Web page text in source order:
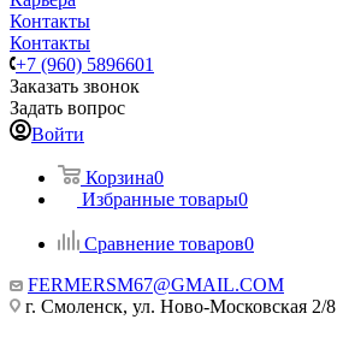
Контакты
Контакты
+7 (960) 5896601
Заказать звонок
Задать вопрос
Войти
Корзина0
Избранные товары0
Сравнение товаров0
FERMERSM67@GMAIL.COM
г. Смоленск, ул. Ново-Московская 2/8